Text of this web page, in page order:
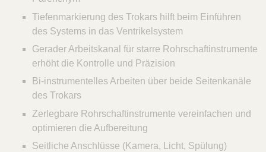
Tiefenmarkierung des Trokars hilft beim Einführen
des Systems in das Ventrikelsystem
Gerader Arbeitskanal für starre Rohrschaftinstrumente
erhöht die Kontrolle und Präzision
Bi-instrumentelles Arbeiten über beide Seitenkanäle
des Trokars
Zerlegbare Rohrschaftinstrumente vereinfachen und
optimieren die Aufbereitung
Seitliche Anschlüsse (Kamera, Licht, Spülung)